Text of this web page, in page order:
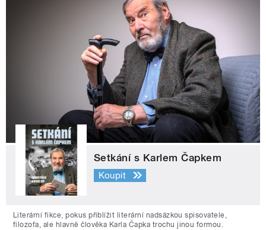
Setkání s Karlem Čapkem
Koupit
Literární fikce, pokus přiblížit literární nadsázkou spisovatele,
filozofa, ale hlavně člověka Karla Čapka trochu jinou formou.